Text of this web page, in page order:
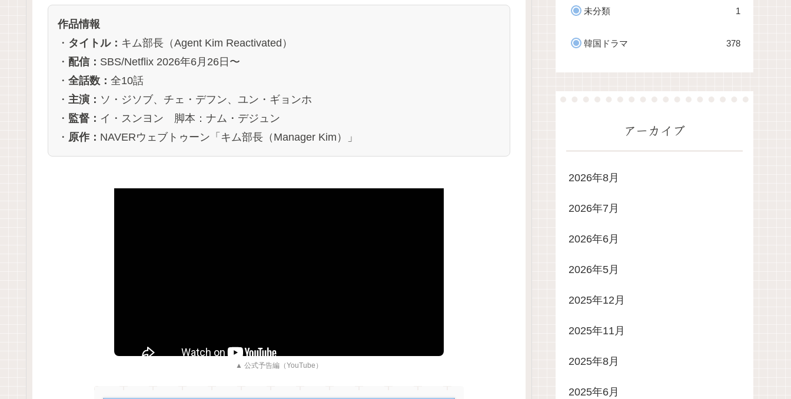
作品情報
・ タイトル： キム部長（Agent Kim Reactivated）
・ 配信： SBS/Netflix 2026年6月26日〜
・ 全話数： 全10話
・ 主演： ソ・ジソブ、チェ・デフン、ユン・ギョンホ
・ 監督： イ・スンヨン 脚本：ナム・デジュン
・ 原作： NAVERウェブトゥーン「キム部長（Manager Kim）」
▲ 公式予告編（YouTube）
未分類 1
韓国ドラマ 378
アーカイブ
2026年8月
2026年7月
2026年6月
2026年5月
2025年12月
2025年11月
2025年8月
2025年6月